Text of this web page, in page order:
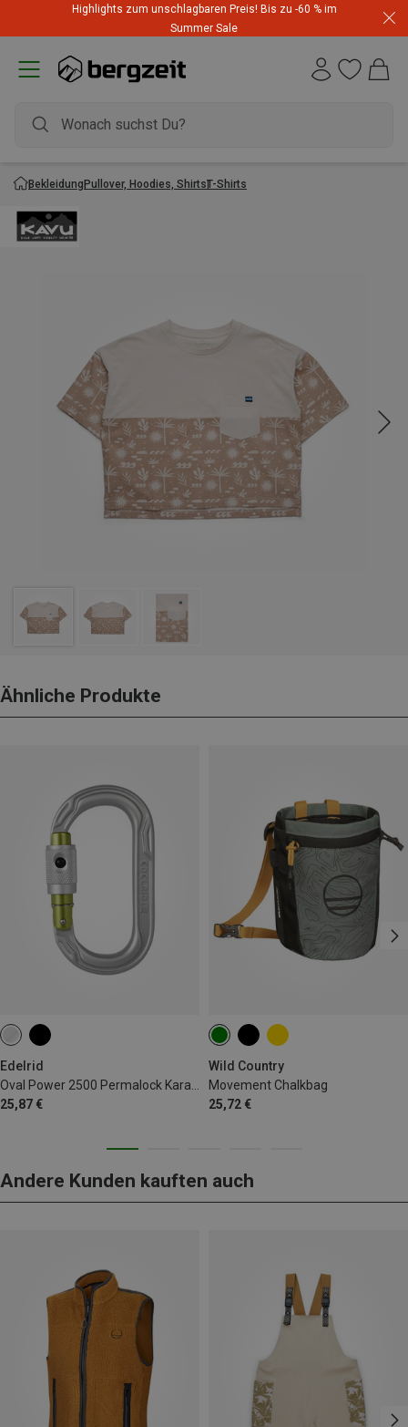
Highlights zum unschlagbaren Preis! Bis zu -60 % im
Summer Sale
BekleidungPullover, Hoodies, ShirtsT-Shirts
Ähnliche Produkte
Edelrid
25,87 €
Wild Country
Movement Chalkbag
25,72 €
Andere Kunden kauften auch